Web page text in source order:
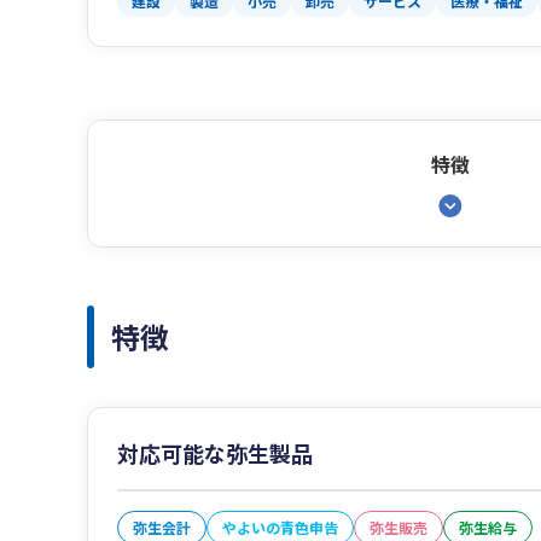
特徴
特徴
対応可能な弥生製品
弥生会計 やよいの青色申告 弥生販売 弥生給与